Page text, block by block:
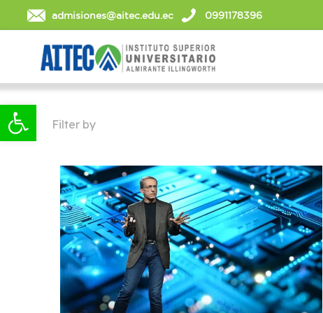
Abrir barra de herramientas
admisiones@aitec.edu.ec 0991178396
Filter by